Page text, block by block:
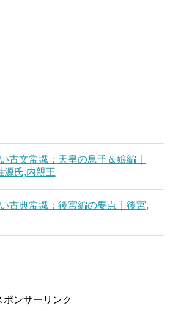
古文常識：天皇の息子＆娘編｜
源氏,内親王
古典常識：後宮編の要点｜後宮,
ポンサーリンク